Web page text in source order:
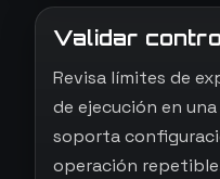
Validar
Revisa límites de
de ejecución en
soporta
operación